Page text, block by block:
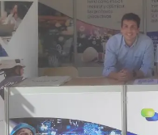
Tunzini Toulouse
Tunzini Troyes
Twyver
Uxello
Valentin